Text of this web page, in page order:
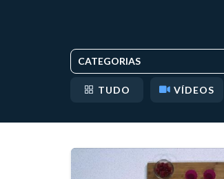
CATEGORIAS
TUDO VÍDEOS